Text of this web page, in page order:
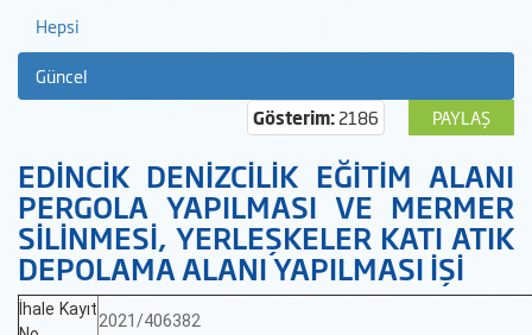
Hepsi
Güncel
PAYLAŞ
Gösterim:2186
EDİNCİK DENİZCİLİK EĞİTİM ALANI
PERGOLA YAPILMASI VE MERMER
SİLİNMESİ, YERLEŞKELER KATI ATIK
DEPOLAMA ALANI YAPILMASI İŞİ
İhale Kayıt
2021/406382